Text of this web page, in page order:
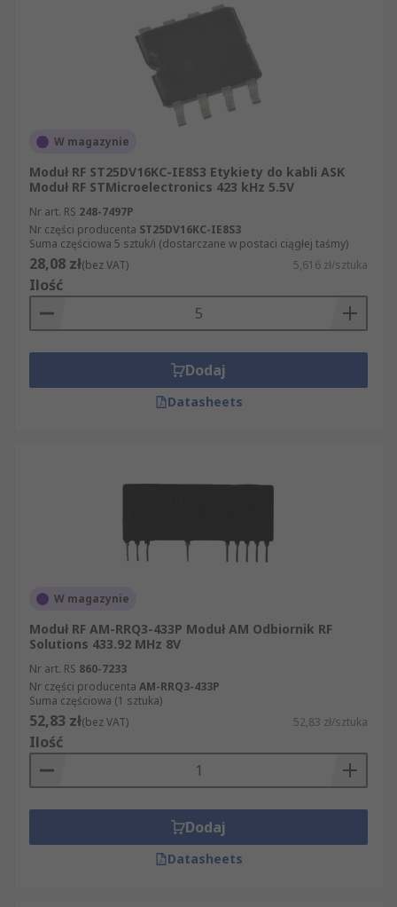
Państwo naszą stronę internetową, odkryją
Państwo, że została zaprojektowana tak, by
proces składania zamówienia był maksymalnie
prosty i klarowny. Oprócz artykułów z sekcji
Moduły RF małej mocy mogą Państwo zamówić
także inne produkty z grupy Urządzenia
informatyczne, pomiarowe i bezpieczeństwa. W
skład naszej oferty artykułów z grupy Urządzenia
informatyczne, pomiarowe i bezpieczeństwa
wchodzą m.in. części z działów Komputery i
urządzenia peryferyjne i Komputery i urządzenia
peryferyjne. Wszystkie zamówione produkty
dostarczamy Państwu w sposób błyskawiczny i
profesjonalny.
W magazynie
Moduł RF ST25DV16KC-IE8S3 Etykiety do kabli ASK
Moduł RF STMicroelectronics 423 kHz 5.5V
Nr art. RS 248-7497P
Nr części producenta ST25DV16KC-IE8S3
Suma częściowa 5 sztuk/i (dostarczane w postaci ciągłej taśmy)
28,08 zł(bez VAT) 5,616 zł/sztuka
Ilość
Dodaj
Datasheets
W magazynie
Moduł RF AM-RRQ3-433P Moduł AM Odbiornik RF
Solutions 433.92 MHz 8V
Nr art. RS 860-7233
Nr części producenta AM-RRQ3-433P
Suma częściowa (1 sztuka)
52,83 zł(bez VAT) 52,83 zł/sztuka
Ilość
Dodaj
Datasheets